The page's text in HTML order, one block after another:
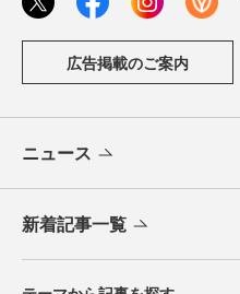
広告掲載のご案内
ニュース
新着記事一覧